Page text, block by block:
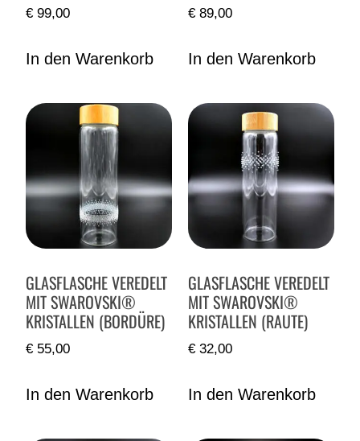
€ 99,00
In den Warenkorb
€ 89,00
In den Warenkorb
GLASFLASCHE VEREDELT
MIT SWAROVSKI®
KRISTALLEN (BORDÜRE)
€ 55,00
In den Warenkorb
GLASFLASCHE VEREDELT
MIT SWAROVSKI®
KRISTALLEN (RAUTE)
€ 32,00
In den Warenkorb